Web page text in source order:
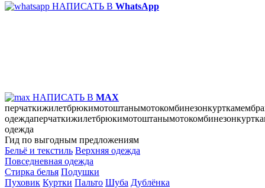
НАПИСАТЬ В WhatsApp
НАПИСАТЬ В MAX
перчаткижилетбрюкимотоштанымотокомбинезонкуртка
одеждаперчаткижилетбрюкимотоштанымотокомбинезонкуртка
одежда
Гид по выгодным предложениям
Бельё и текстиль Верхняя одежда
Повседневная одежда
Стирка белья Подушки
Пуховик Куртки Пальто Шуба Дублёнка